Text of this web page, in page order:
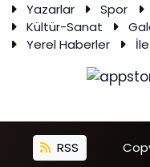
Yazarlar Spor
Kültür-Sanat
Yerel Haberler
RSS